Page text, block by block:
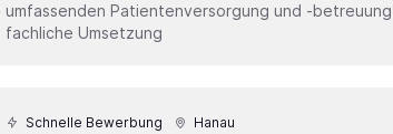
umfassenden Patientenversorgung und -
fachliche Umsetzung
Schnelle Bewerbung Hanau